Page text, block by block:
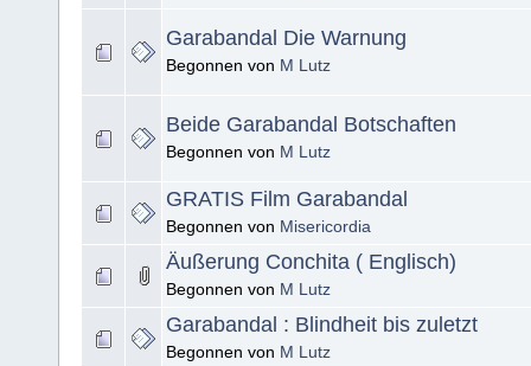
Garabandal Die Warnung
Begonnen von M Lutz
Beide Garabandal Botschaften
Begonnen von M Lutz
GRATIS Film Garabandal
Begonnen von Misericordia
Äußerung Conchita ( Englisch)
Begonnen von M Lutz
Garabandal : Blindheit bis zuletzt
Begonnen von M Lutz